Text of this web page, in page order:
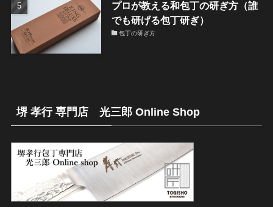
プロが教える和包丁の研ぎ方（誰
でも研げる包丁研ぎ）
包丁の研ぎ方
堺 孝行 専門店 光三郎 Online Shop